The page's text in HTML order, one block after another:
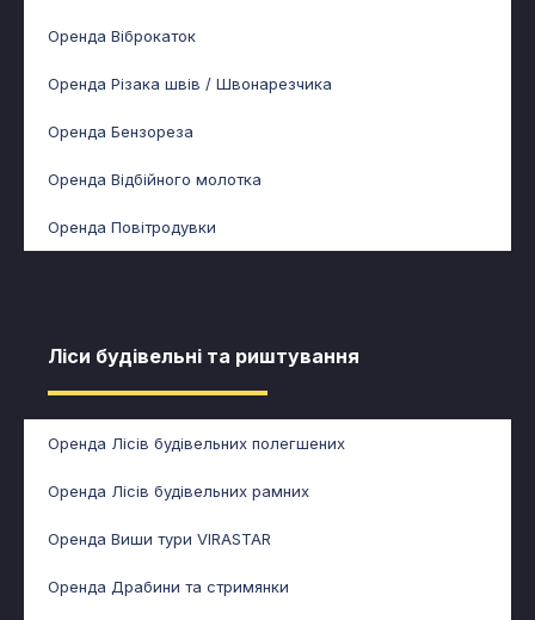
Оренда Віброкаток
Оренда Різака швів / Швонарезчика
Оренда Бензореза
Оренда Відбійного молотка
Оренда Повітродувки
Ліси будівельні та риштування​​
Оренда Лісів будівельних полегшених
Оренда Лісів будівельних рамних
Оренда Виши тури VIRASTAR
Оренда Драбини та стримянки